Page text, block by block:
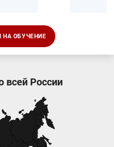
НА ОБУЧЕНИЕ
всей России